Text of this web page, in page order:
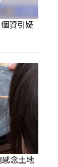
資引疑
念土地